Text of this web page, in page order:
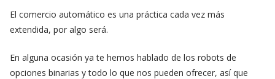
El comercio automático es una práctica cada vez más
extendida, por algo será.
En alguna ocasión ya te hemos hablado de los robots de
opciones binarias y todo lo que nos pueden ofrecer, así que